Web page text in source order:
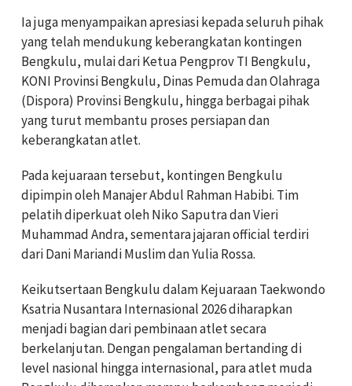
Ia juga menyampaikan apresiasi kepada seluruh pihak
yang telah mendukung keberangkatan kontingen
Bengkulu, mulai dari Ketua Pengprov TI Bengkulu,
KONI Provinsi Bengkulu, Dinas Pemuda dan Olahraga
(Dispora) Provinsi Bengkulu, hingga berbagai pihak
yang turut membantu proses persiapan dan
keberangkatan atlet.
Pada kejuaraan tersebut, kontingen Bengkulu
dipimpin oleh Manajer Abdul Rahman Habibi. Tim
pelatih diperkuat oleh Niko Saputra dan Vieri
Muhammad Andra, sementara jajaran official terdiri
dari Dani Mariandi Muslim dan Yulia Rossa.
Keikutsertaan Bengkulu dalam Kejuaraan Taekwondo
Ksatria Nusantara Internasional 2026 diharapkan
menjadi bagian dari pembinaan atlet secara
berkelanjutan. Dengan pengalaman bertanding di
level nasional hingga internasional, para atlet muda